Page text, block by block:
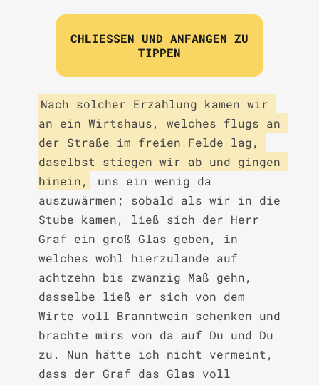
CHLIESSEN UND ANFANGEN ZU T
IPPEN
Nach solcher Erzählung kamen wir
an ein Wirtshaus, welches flugs an
der Straße im freien Felde lag,
daselbst stiegen wir ab und gingen
hinein,
uns ein wenig da
auszuwärmen; sobald als wir in die
Stube kamen, ließ sich der Herr
Graf ein groß Glas geben, in
welches wohl hierzulande auf
achtzehn bis zwanzig Maß gehn,
dasselbe ließ er sich von dem
Wirte voll Branntwein schenken und
brachte mirs von da auf Du und Du
zu. Nun hätte ich nicht vermeint,
dass der Graf das Glas voll